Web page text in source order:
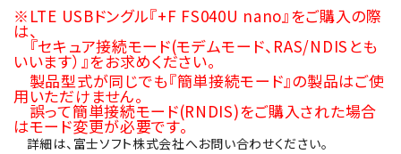
※LTE USBドングル『+F FS040U nano』をご購入の際
は、
『セキュア接続モード(モデムモード、RAS/NDISとも
いいます）』をお求めください。
製品型式が同じでも『簡単接続モード』の製品はご使
用いただけません。
誤って簡単接続モード(RNDIS)をご購入された場合
はモード変更が必要です。
詳細は、富士ソフト株式会社へお問い合わせください。